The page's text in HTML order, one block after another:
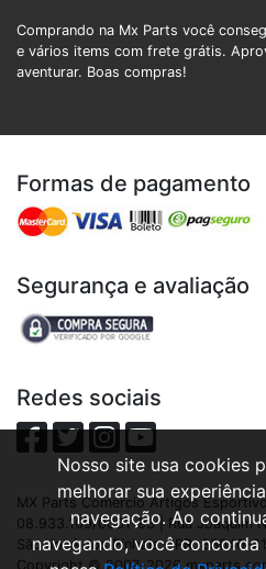
Comprando na Mx Parts você
e vários items com frete grátis.
aventurar. Boas compras!
Formas de pagamento
Segurança e avaliação
Redes sociais
MX Parts Comercio Artigos
08.933.109/0001-93 | Rua Joaquim
São José dos Pinhais - PR, 83040-
Copyright © 2007-2026
Nosso site usa cookies
melhorar sua
navegação. Ao
navegando, você concorda